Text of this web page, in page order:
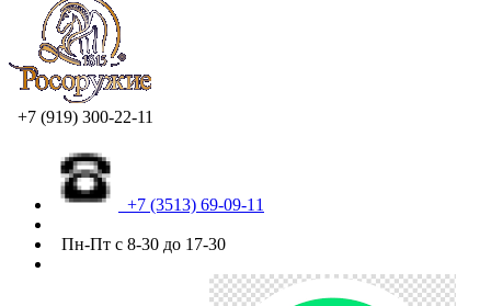
+7 (919) 300-22-11
+7 (3513) 69-09-11
Пн-Пт с 8-30 до 17-30